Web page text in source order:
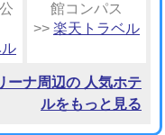
館コンパス
>> 楽天トラベル
ーナ周辺の 人気ホテ
ルをもっと見る